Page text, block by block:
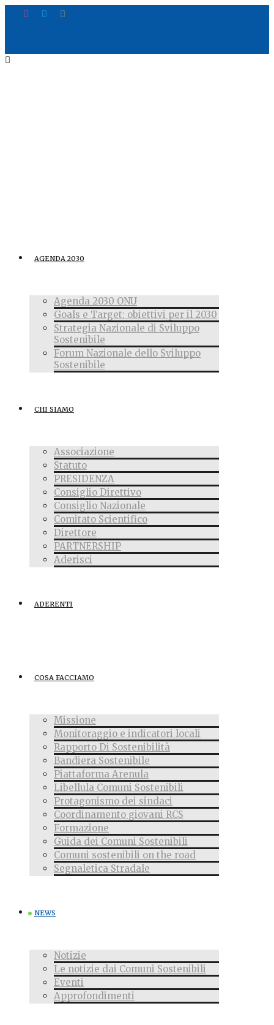
AGENDA 2030
Agenda 2030 ONU
Goals e Target: obiettivi per il 2030
Strategia Nazionale di Sviluppo
Sostenibile
Forum Nazionale dello Sviluppo
Sostenibile
CHI SIAMO
Associazione
Statuto
PRESIDENZA
Consiglio Direttivo
Consiglio Nazionale
Comitato Scientifico
Direttore
PARTNERSHIP
Aderisci
ADERENTI
COSA FACCIAMO
Missione
Monitoraggio e indicatori locali
Rapporto Di Sostenibilità
Bandiera Sostenibile
Piattaforma Arenula
Libellula Comuni Sostenibili
Protagonismo dei sindaci
Coordinamento giovani RCS
Formazione
Guida dei Comuni Sostenibili
Comuni sostenibili on the road
Segnaletica Stradale
NEWS
Notizie
Le notizie dai Comuni Sostenibili
Eventi
Approfondimenti